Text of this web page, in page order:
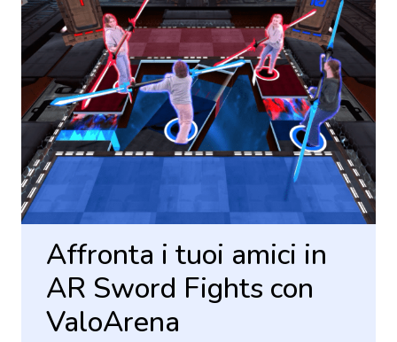
Affronta i tuoi amici in
AR Sword Fights con
ValoArena